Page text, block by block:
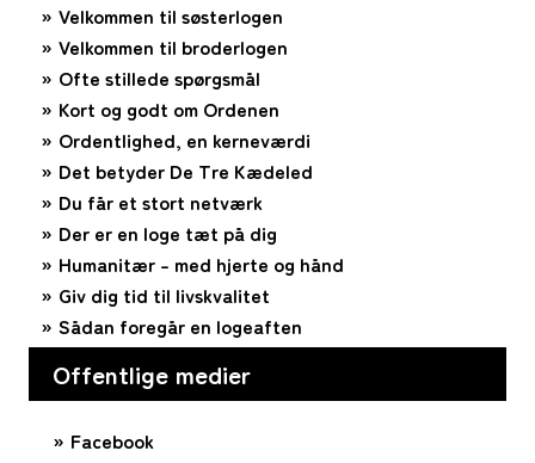
Velkommen til søsterlogen
Velkommen til broderlogen
Ofte stillede spørgsmål
Kort og godt om Ordenen
Ordentlighed, en kerneværdi
Det betyder De Tre Kædeled
Du får et stort netværk
Der er en loge tæt på dig
Humanitær – med hjerte og hånd
Giv dig tid til livskvalitet
Sådan foregår en logeaften
Offentlige medier
Facebook